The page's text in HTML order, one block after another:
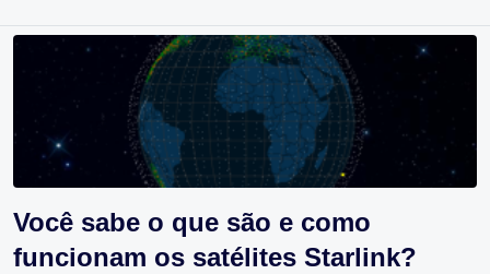
Você sabe o que são e como
funcionam os satélites Starlink?